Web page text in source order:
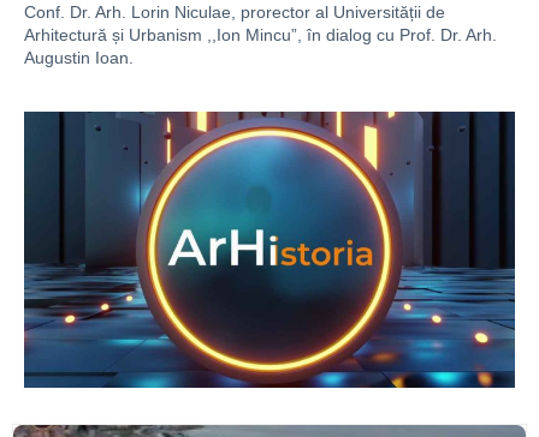
Conf. Dr. Arh. Lorin Niculae, prorector al Universității de
Arhitectură și Urbanism ,,Ion Mincu”, în dialog cu Prof. Dr. Arh.
Augustin Ioan.